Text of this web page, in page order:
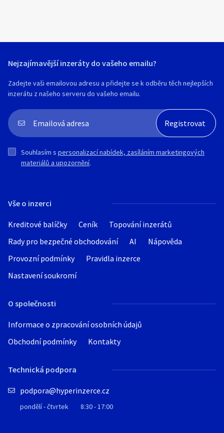
Vše o inzerci
Kreditové balíčky Ceník
Topování inzerátů
Rady pro bezpečné obchodování
AI
Nápověda
Provozní podmínky
Pravidla inzerce
Nastavení soukromí
O společnosti
Informace o zpracování osobních údajů
Obchodní podmínky
Kontakty
Technická podpora
podpora@hyperinzerce.cz
pondělí - čtvrtek 8:30 - 17:00
Nejzajímavější inzeráty do vašeho emailu?
Zadejte vaši emailovou adresu a přidejte se k odběru těch nejlepších
inzerátu z našeho serveru do vašeho emailu.
Souhlasím s personalizací nabídek, zasíláním marketingových
materiálů a upozornění.